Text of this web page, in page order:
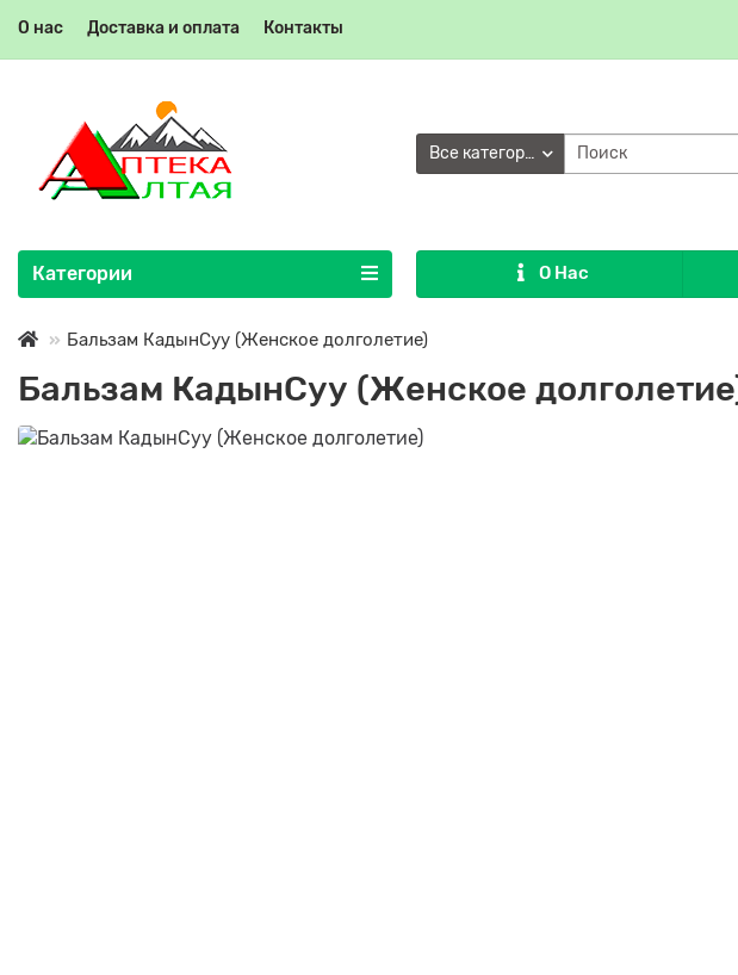
О нас Доставка и оплата Контакты
Все категории
Категории О Нас
Бальзам КадынСуу (Женское долголетие)
Бальзам КадынСуу (Женское